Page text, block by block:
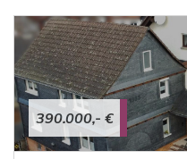
390.000,- €